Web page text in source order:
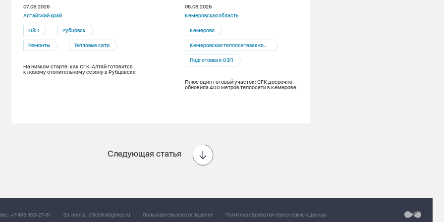
07.08.2026
Алтайский край
ОЗП Рубцовск
Ремонты Тепловые сети
На низком старте: как СГК-Алтай готовится
к новому отопительному сезону в Рубцовске
05.08.2026
Кемеровская область
Кемерово
Кемеровская теплосетевая компания
Подготовка к ОЗП
Плюс один готовый участок: СГК досрочно
обновила 400 метров теплосети в Кемерове
Следующая статья
+7 495 363-27-81 Эл. почта.: office@sibgenco.ru Пользовательское соглашение Политика обработки персональных данных Разработка